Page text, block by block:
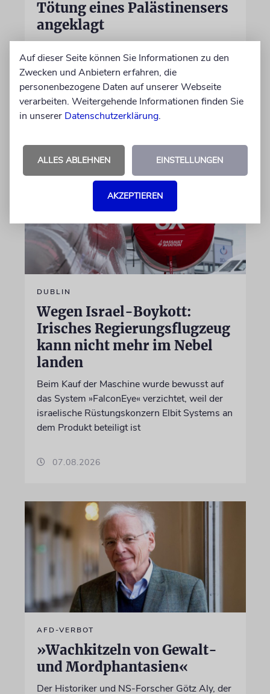
Tötung eines Palästinensers
angeklagt
Siedlergewalt ein und war an dem Oscar-
prämierten Film »No Other Land« beteiligt.
Jetzt steht der mutmaßliche Täter vor Gericht
DUBLIN
Wegen Israel-Boykott:
Irisches Regierungsflugzeug
kann nicht mehr im Nebel
landen
Beim Kauf der Maschine wurde bewusst auf
das System »FalconEye« verzichtet, weil der
israelische Rüstungskonzern Elbit Systems an
dem Produkt beteiligt ist
07.08.2026
AFD-VERBOT
»Wachkitzeln von Gewalt-
und Mordphantasien«
Der Historiker und NS-Forscher Götz Aly, der
Auf dieser Seite können Sie Informationen zu den
Zwecken und Anbietern erfahren, die
personenbezogene Daten auf unserer Webseite
verarbeiten. Weitergehende Informationen finden Sie
in unserer Datenschutzerklärung.
ALLES ABLEHNEN EINSTELLUNGEN
AKZEPTIEREN